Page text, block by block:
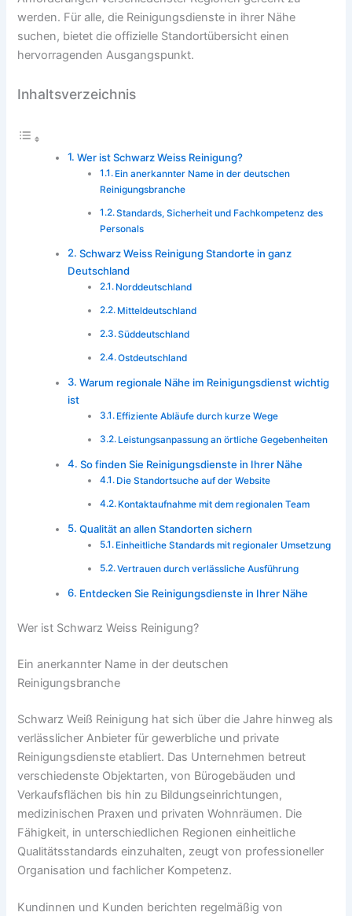
werden. Für alle, die Reinigungsdienste in ihrer Nähe
suchen, bietet die offizielle Standortübersicht einen
hervorragenden Ausgangspunkt.
Inhaltsverzeichnis
Wer ist Schwarz Weiss Reinigung?
Ein anerkannter Name in der deutschen
Reinigungsbranche
Standards, Sicherheit und Fachkompetenz des
Personals
Schwarz Weiss Reinigung Standorte in ganz
Deutschland
Norddeutschland
Mitteldeutschland
Süddeutschland
Ostdeutschland
Warum regionale Nähe im Reinigungsdienst wichtig
ist
Effiziente Abläufe durch kurze Wege
Leistungsanpassung an örtliche Gegebenheiten
So finden Sie Reinigungsdienste in Ihrer Nähe
Die Standortsuche auf der Website
Kontaktaufnahme mit dem regionalen Team
Qualität an allen Standorten sichern
Einheitliche Standards mit regionaler Umsetzung
Vertrauen durch verlässliche Ausführung
Entdecken Sie Reinigungsdienste in Ihrer Nähe
Wer ist Schwarz Weiss Reinigung?
Ein anerkannter Name in der deutschen
Reinigungsbranche
Schwarz Weiß Reinigung hat sich über die Jahre hinweg als
verlässlicher Anbieter für gewerbliche und private
Reinigungsdienste etabliert. Das Unternehmen betreut
verschiedenste Objektarten, von Bürogebäuden und
Verkaufsflächen bis hin zu Bildungseinrichtungen,
medizinischen Praxen und privaten Wohnräumen. Die
Fähigkeit, in unterschiedlichen Regionen einheitliche
Qualitätsstandards einzuhalten, zeugt von professioneller
Organisation und fachlicher Kompetenz.
Kundinnen und Kunden berichten regelmäßig von